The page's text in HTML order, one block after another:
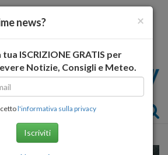
×
news?
ISCRIZIONE GRATIS per
Notizie, Consigli e Meteo.
l'informativa sulla privacy
Iscriviti